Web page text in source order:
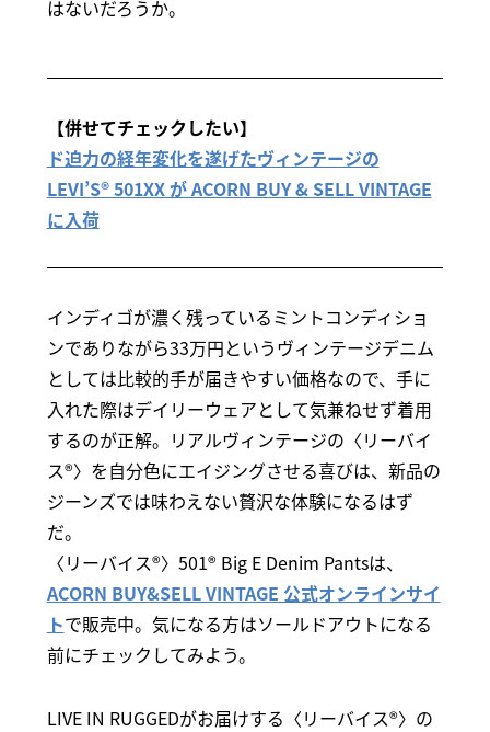
はないだろうか。
【併せてチェックしたい】
ド迫力の経年変化を遂げたヴィンテージの
LEVI’S® 501XX が ACORN BUY & SELL VINTAGE
に入荷
インディゴが濃く残っているミントコンディショ
ンでありながら33万円というヴィンテージデニム
としては比較的手が届きやすい価格なので、手に
入れた際はデイリーウェアとして気兼ねせず着用
するのが正解。リアルヴィンテージの〈リーバイ
ス®〉を自分色にエイジングさせる喜びは、新品の
ジーンズでは味わえない贅沢な体験になるはず
だ。
〈リーバイス®〉501® Big E Denim Pantsは、
ACORN BUY&SELL VINTAGE 公式オンラインサイ
トで販売中。気になる方はソールドアウトになる
前にチェックしてみよう。
LIVE IN RUGGEDがお届けする〈リーバイス®〉の